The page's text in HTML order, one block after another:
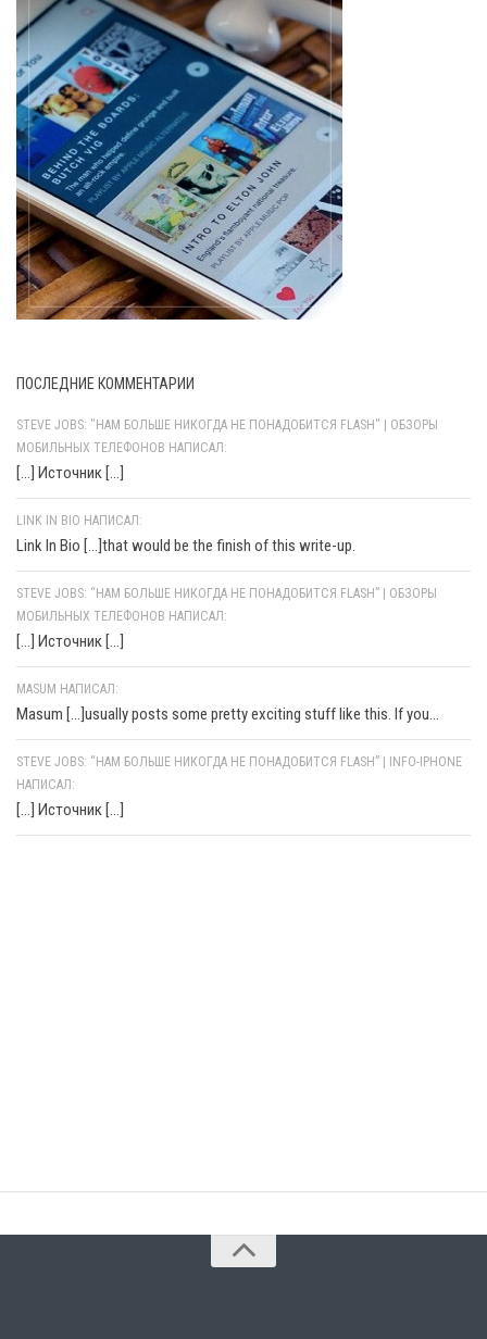
ПОСЛЕДНИЕ КОММЕНТАРИИ
STEVE JOBS: "НАМ БОЛЬШЕ НИКОГДА НЕ ПОНАДОБИТСЯ FLASH" | ОБЗОРЫ
МОБИЛЬНЫХ ТЕЛЕФОНОВ НАПИСАЛ:
[…] Источник […]
LINK IN BIO НАПИСАЛ:
Link In Bio [...]that would be the finish of this write-up.
STEVE JOBS: “НАМ БОЛЬШЕ НИКОГДА НЕ ПОНАДОБИТСЯ FLASH” | ОБЗОРЫ
МОБИЛЬНЫХ ТЕЛЕФОНОВ НАПИСАЛ:
[…] Источник […]
MASUM НАПИСАЛ:
Masum [...]usually posts some pretty exciting stuff like this. If you...
STEVE JOBS: “НАМ БОЛЬШЕ НИКОГДА НЕ ПОНАДОБИТСЯ FLASH” | INFO-IPHONE
НАПИСАЛ:
[…] Источник […]